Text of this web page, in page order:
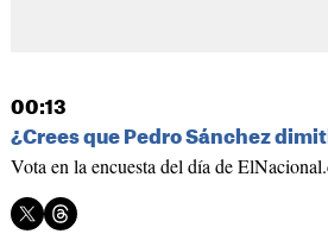
00:13
¿Crees que Pedro Sánchez
Vota en la encuesta del día deElNacional.